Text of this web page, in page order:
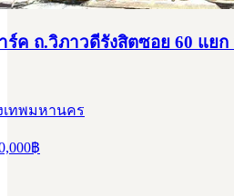
ร์ค ถ.วิภาวดีรังสิตซอย 60 แย
เทพมหานคร
฿